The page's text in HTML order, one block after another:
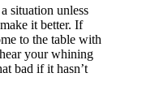
situation unless
it better. If
to the table with
your whining
bad if it hasn’t